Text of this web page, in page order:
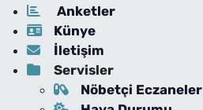
Anketler
Künye
İletişim
Servisler
Nöbetçi Eczaneler